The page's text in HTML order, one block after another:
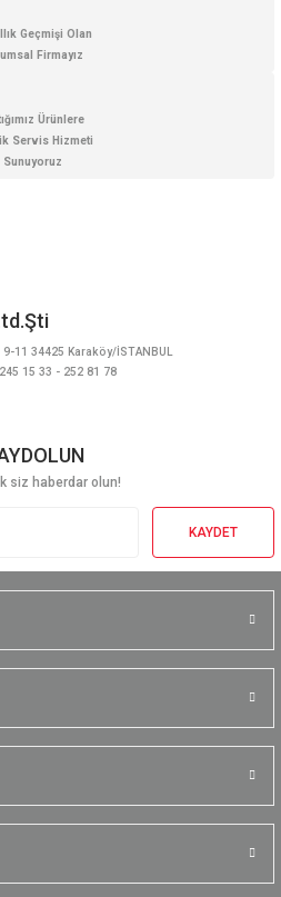
Geçmişi Olan
Firmayız
Ürünlere
Servis Hizmeti
Sunuyoruz
11 34425 Karaköy/İSTANBUL
15 33 - 252 81 78
siz haberdar olun!
KAYDET